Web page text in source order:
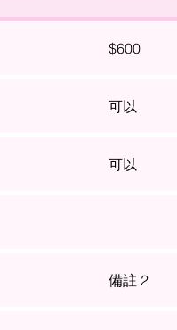
$600
可以
可以
備註 2